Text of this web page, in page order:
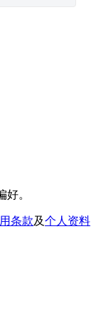
好。
条款及个人资料